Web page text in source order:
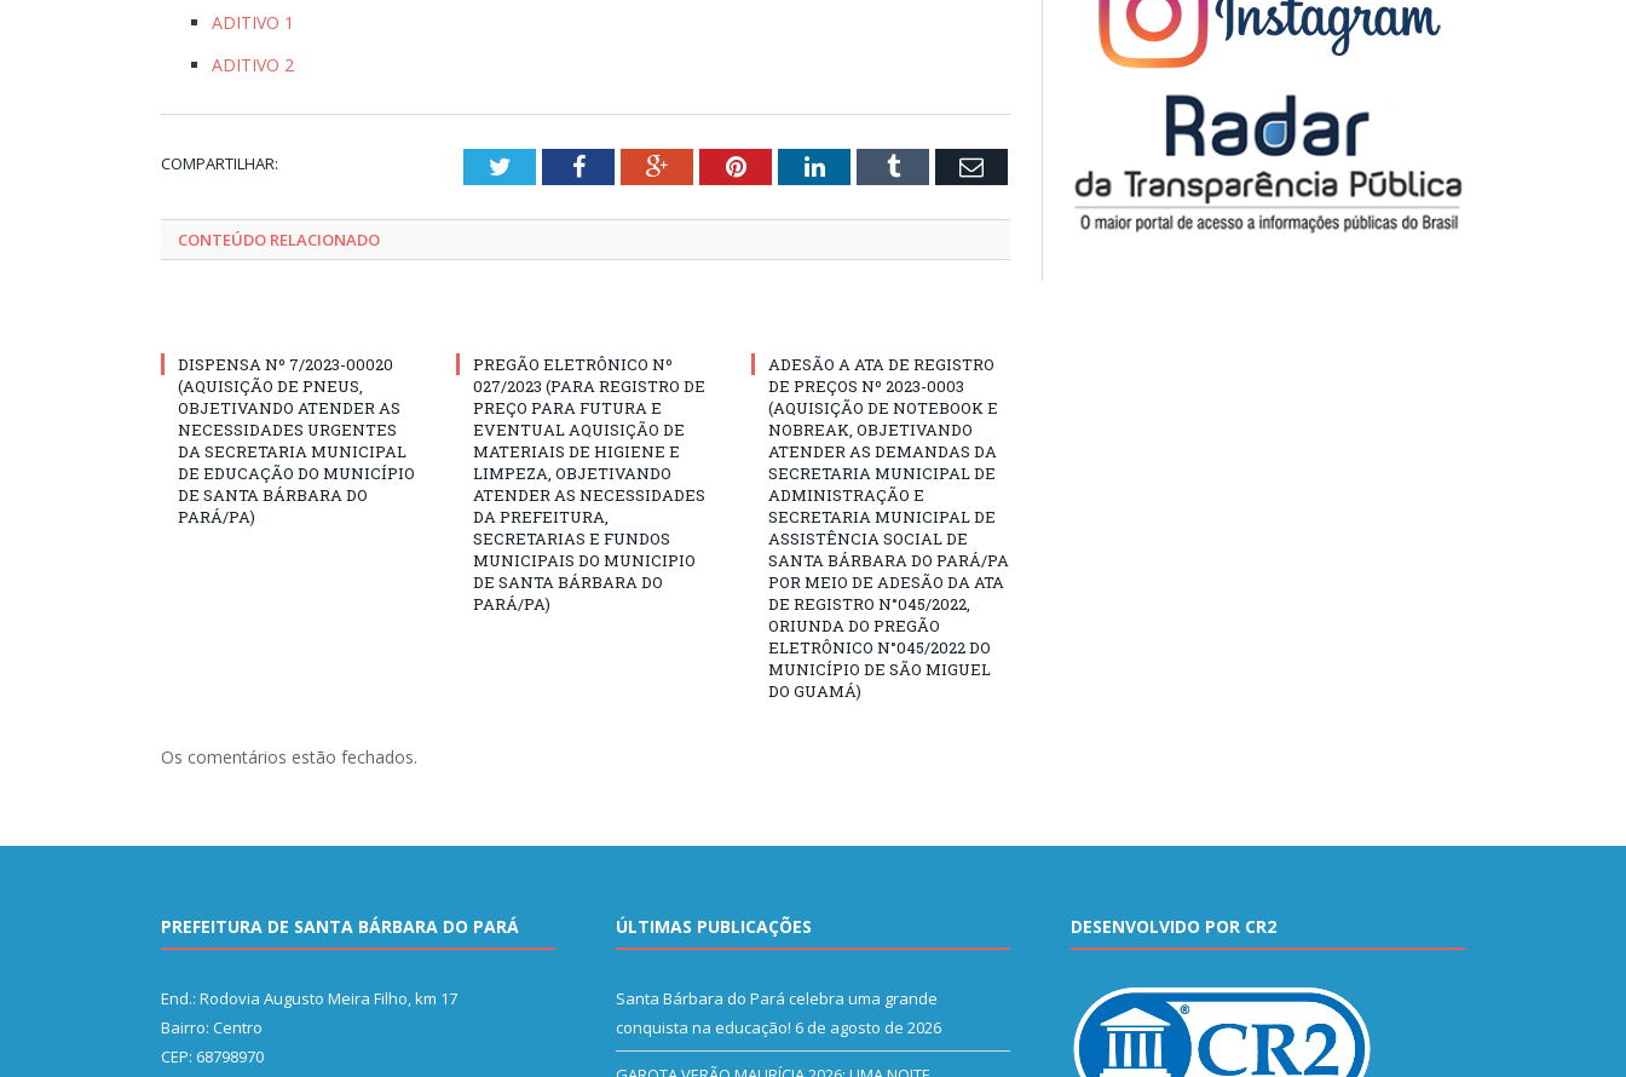
ADITIVO 1
ADITIVO 2
COMPARTILHAR: TwitterFacebookGoogle+PinterestLinkedInTumblr Email
CONTEÚDO RELACIONADO
DISPENSA Nº 7/2023-00020
(AQUISIÇÃO DE PNEUS,
OBJETIVANDO ATENDER AS
NECESSIDADES URGENTES
DA SECRETARIA MUNICIPAL
DE EDUCAÇÃO DO MUNICÍPIO
DE SANTA BÁRBARA DO
PARÁ/PA)
PREGÃO ELETRÔNICO Nº
027/2023 (PARA REGISTRO DE
PREÇO PARA FUTURA E
EVENTUAL AQUISIÇÃO DE
MATERIAIS DE HIGIENE E
LIMPEZA, OBJETIVANDO
ATENDER AS NECESSIDADES
DA PREFEITURA,
SECRETARIAS E FUNDOS
MUNICIPAIS DO MUNICIPIO
DE SANTA BÁRBARA DO
PARÁ/PA)
ADESÃO A ATA DE REGISTRO
DE PREÇOS Nº 2023-0003
(AQUISIÇÃO DE NOTEBOOK E
NOBREAK, OBJETIVANDO
ATENDER AS DEMANDAS DA
SECRETARIA MUNICIPAL DE
ADMINISTRAÇÃO E
SECRETARIA MUNICIPAL DE
ASSISTÊNCIA SOCIAL DE
SANTA BÁRBARA DO PARÁ/PA
POR MEIO DE ADESÃO DA ATA
DE REGISTRO N°045/2022,
ORIUNDA DO PREGÃO
ELETRÔNICO N°045/2022 DO
MUNICÍPIO DE SÃO MIGUEL
DO GUAMÁ)
Os comentários estão fechados.
PREFEITURA DE SANTA BÁRBARA DO PARÁ
End.: Rodovia Augusto Meira Filho, km 17
Bairro: Centro
CEP: 68798970
ÚLTIMAS PUBLICAÇÕES
Santa Bárbara do Pará celebra uma grande
conquista na educação! 6 de agosto de 2026
DESENVOLVIDO POR CR2